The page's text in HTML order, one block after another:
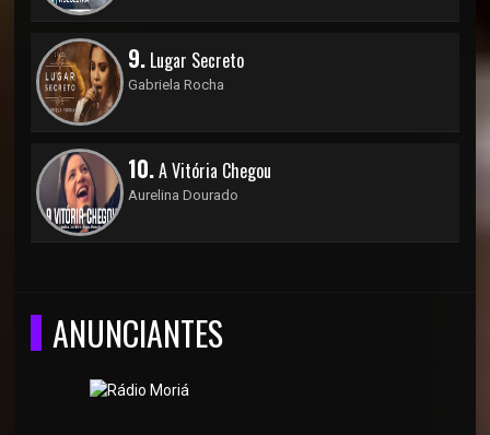
9. Lugar Secreto
Gabriela Rocha
10.A Vitória Chegou
Aurelina Dourado
ANUNCIANTES